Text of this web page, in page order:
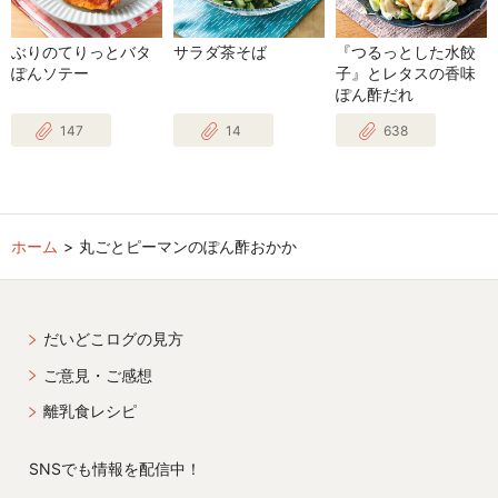
ぶりのてりっとバタ
ぽんソテー
147
サラダ茶そば
14
『つるっとした水餃
子』とレタスの香味
ぽん酢だれ
638
ホーム 丸ごとピーマンのぽん酢おかか
だいどこログの見方
ご意見・ご感想
離乳食レシピ
SNSでも情報を配信中！